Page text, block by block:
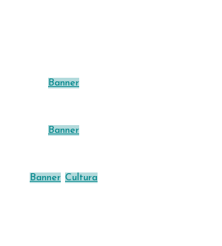
Banner
Banner
Banner Cultura